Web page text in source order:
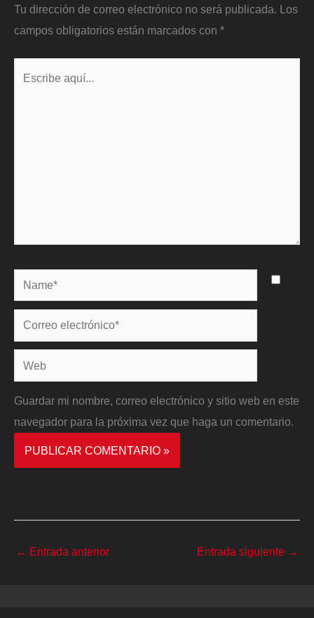
Tu dirección de correo electrónico no será publicada. Los
campos obligatorios están marcados con *
Name*
Correo
electrónico*
Web
Guardar mi nombre, correo electrónico y sitio web en este
navegador para la próxima vez que haga un comentario.
← Entrada anterior Entrada siguiente →